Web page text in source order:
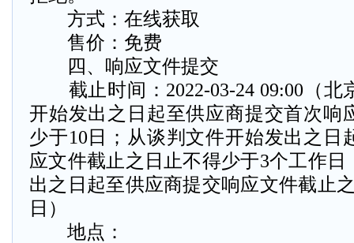
方式：在线获取
售价：免费
四、响应文件提交
截止时间：2022-03-24 09:00（北
开始发出之日起至供应商提交首次响
少于10日；从谈判文件开始发出之日
应文件截止之日止不得少于3个工作
出之日起至供应商提交响应文件截止
日）
地点：